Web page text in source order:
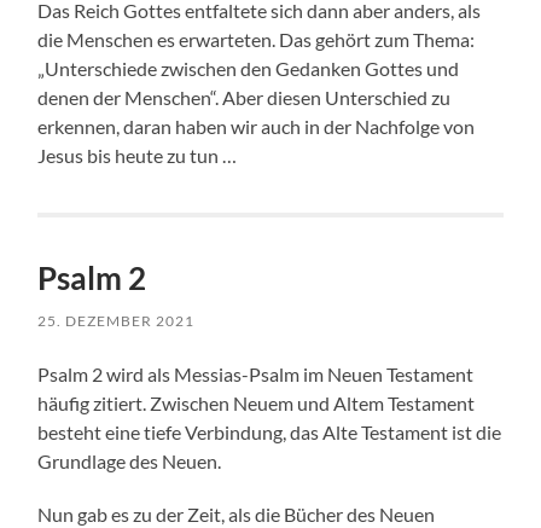
Das Reich Gottes entfaltete sich dann aber anders, als
die Menschen es erwarteten. Das gehört zum Thema:
„Unterschiede zwischen den Gedanken Gottes und
denen der Menschen“. Aber diesen Unterschied zu
erkennen, daran haben wir auch in der Nachfolge von
Jesus bis heute zu tun …
Psalm 2
25. DEZEMBER 2021
Psalm 2 wird als Messias-Psalm im Neuen Testament
häufig zitiert. Zwischen Neuem und Altem Testament
besteht eine tiefe Verbindung, das Alte Testament ist die
Grundlage des Neuen.
Nun gab es zu der Zeit, als die Bücher des Neuen